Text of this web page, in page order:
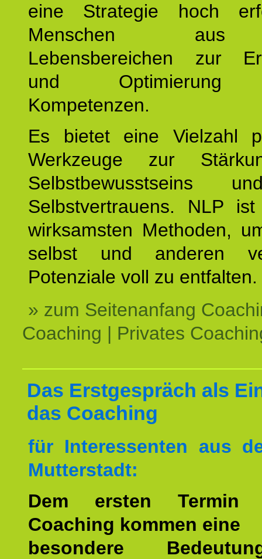
eine Strategie hoch
Menschen
Lebensbereichen zur
und Optimierung
Kompetenzen.
Es bietet eine Vielzahl
Werkzeuge zur
Selbstbewusstseins
Selbstvertrauens. NLP
wirksamsten Methoden,
selbst und anderen
Potenziale voll zu entfalten.
» zum Seitenanfang
Coaching | Privates
Das Erstgespräch als
das Coaching
für Interessenten aus
Mutterstadt:
Dem ersten
Coaching kommen eine
besondere